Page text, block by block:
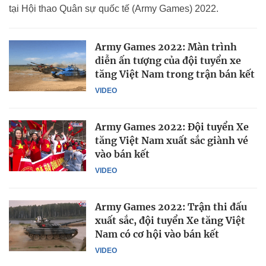
tại Hội thao Quân sự quốc tế (Army Games) 2022.
VIDEO
Army Games 2022: Màn trình
diễn ấn tượng của đội tuyển xe
tăng Việt Nam trong trận bán kết
VIDEO
Army Games 2022: Đội tuyển Xe
tăng Việt Nam xuất sắc giành vé
vào bán kết
VIDEO
Army Games 2022: Trận thi đấu
xuất sắc, đội tuyển Xe tăng Việt
Nam có cơ hội vào bán kết